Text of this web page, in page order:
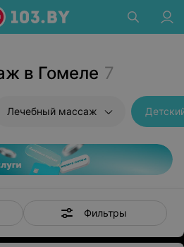
в Гомеле 7
Лечебный массаж
Фильтры